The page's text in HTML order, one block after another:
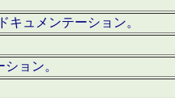
キュメンテーション。
ョン。